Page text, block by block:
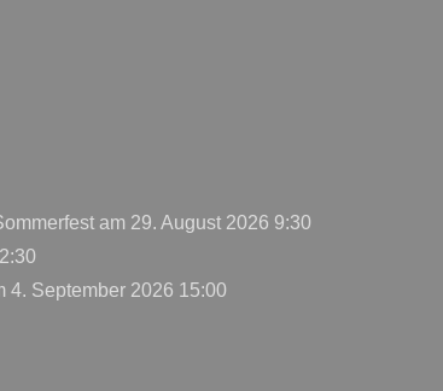
am 29. August 2026 9:30
4. September 2026 15:00